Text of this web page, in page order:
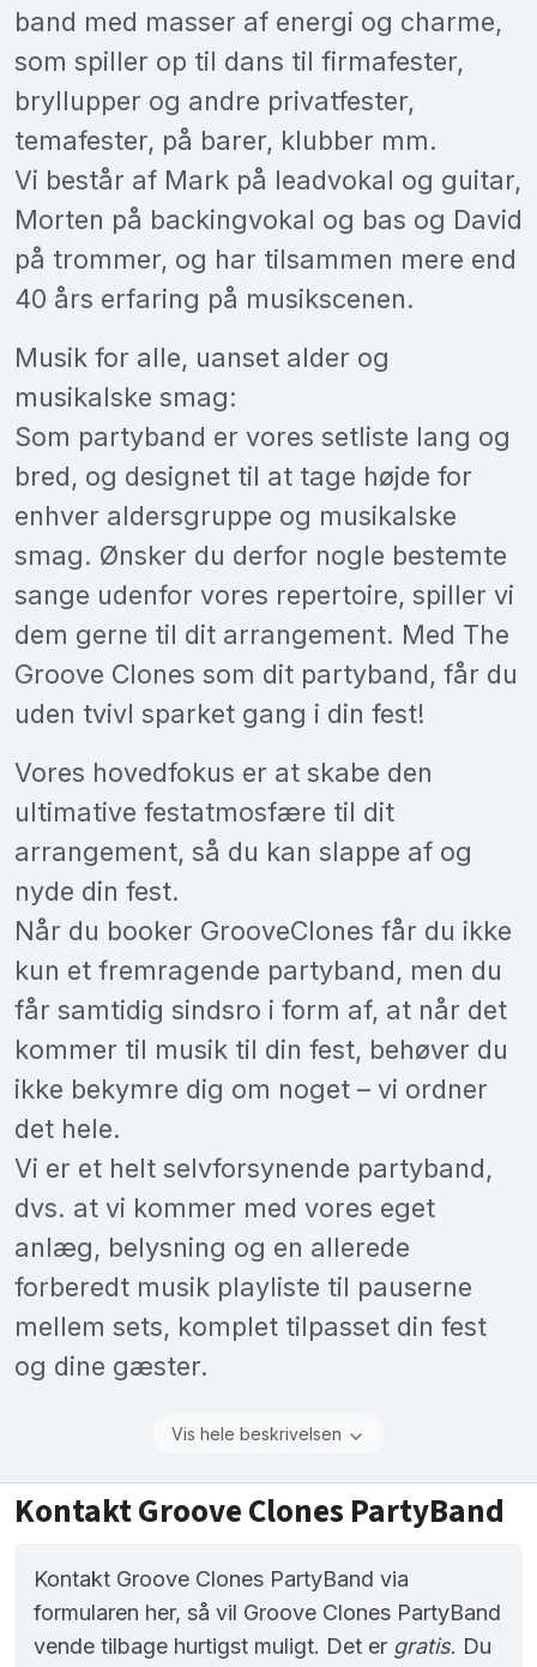
band med masser af energi og charme,
som spiller op til dans til firmafester,
bryllupper og andre privatfester,
temafester, på barer, klubber mm.
Vi består af Mark på leadvokal og guitar,
Morten på backingvokal og bas og David
på trommer, og har tilsammen mere end
40 års erfaring på musikscenen.
Musik for alle, uanset alder og
musikalske smag:
Som partyband er vores setliste lang og
bred, og designet til at tage højde for
enhver aldersgruppe og musikalske
smag. Ønsker du derfor nogle bestemte
sange udenfor vores repertoire, spiller vi
dem gerne til dit arrangement. Med The
Groove Clones som dit partyband, får du
uden tvivl sparket gang i din fest!
Vores hovedfokus er at skabe den
ultimative festatmosfære til dit
arrangement, så du kan slappe af og
nyde din fest.
Når du booker GrooveClones får du ikke
kun et fremragende partyband, men du
får samtidig sindsro i form af, at når det
kommer til musik til din fest, behøver du
ikke bekymre dig om noget – vi ordner
det hele.
Vi er et helt selvforsynende partyband,
dvs. at vi kommer med vores eget
anlæg, belysning og en allerede
forberedt musik playliste til pauserne
mellem sets, komplet tilpasset din fest
og dine gæster.
Vis hele beskrivelsen
Kontakt Groove Clones PartyBand
Kontakt Groove Clones PartyBand via
formularen her, så vil Groove Clones PartyBand
vende tilbage hurtigst muligt. Det er gratis. Du